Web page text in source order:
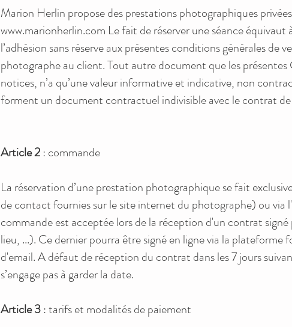
Marion Herlin propose des prestations photographiques
www.marionherlin.com Le fait de réserver une séance
l’adhésion sans réserve aux présentes conditions générales
photographe au client. Tout autre document que les
notices, n’a qu’une valeur informative et indicative, non
forment un document contractuel indivisible avec le contrat
Article 2 : commande
La réservation d’une prestation photographique se fait
de contact fournies sur le site internet du photographe) ou
commande est acceptée lors de la réception d'un contrat
lieu, ...). Ce dernier pourra être signé en ligne via la
d'email. A défaut de réception du contrat dans les 7 jours
s’engage pas à garder la date.
Article 3 : tarifs et modalités de paiement